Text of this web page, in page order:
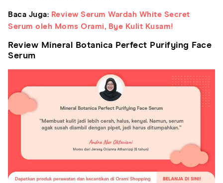
Baca Juga: Review Serum Wardah White Secret
Serum oleh Moms Orami, Bye Kulit Kusam!
Review Mineral Botanica Perfect Purifying Face
Serum